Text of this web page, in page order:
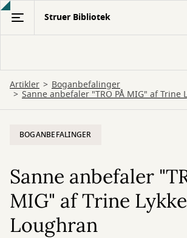
Gå
hovedindhold
Struer Bibliotek
Artikler Boganbefalinger
Sanne anbefaler "TRO PÅ MIG" af Trine
BOGANBEFALINGER
Sanne anbefaler
MIG" af Trine Lykke
Loughran